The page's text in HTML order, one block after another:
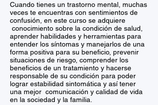
Cuando tienes un trastorno mental, muchas
veces te encuentras con sentimientos de
confusión, en este curso se adquiere
conocimiento sobre la condición de salud,
aprender habilidades y herramientas para
entender los síntomas y manejarlos de una
forma positiva para su beneficio, prevenir
situaciones de riesgo, comprender los
beneficios de un tratamiento y hacerse
responsable de su condición para poder
lograr estabilidad sintomática y así tener
una mejor comunicación y calidad de vida
en la sociedad y la familia.